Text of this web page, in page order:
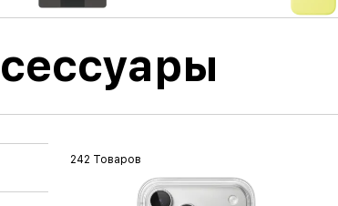
242 Товаров